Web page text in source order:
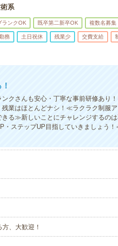
系
ランクOK 既卒第二新卒OK 複数名募集
務 土日祝休 残業少 交費支給
クさんも安心・丁寧な事前研修あり
残業はほとんどナシ！≪ラクラク制服
る≫新しいことにチャレンジするの
・ステップUP目指していきましょう
、大歓迎！